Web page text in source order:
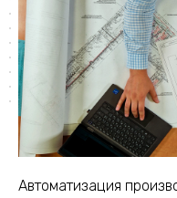
Автоматизация